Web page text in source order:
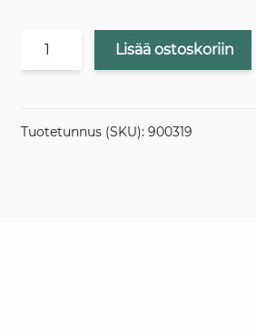
ASIANTUNTIJALUENTO
Lisää ostoskoriin
Tuotetunnus (SKU): 900319